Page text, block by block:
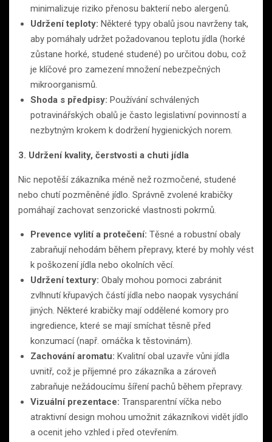
minimalizuje riziko přenosu bakterií nebo alergenů.
Udržení teploty: Některé typy obalů jsou navrženy tak,
aby pomáhaly udržet požadovanou teplotu jídla (horké
zůstane horké, studené studené) po určitou dobu, což
je klíčové pro zamezení množení nebezpečných
mikroorganismů.
Shoda s předpisy: Používání schválených
potravinářských obalů je často legislativní povinností a
nezbytným krokem k dodržení hygienických norem.
3. Udržení kvality, čerstvosti a chuti jídla
Nic nepotěší zákazníka méně než rozmočené, studené
nebo chutí pozměněné jídlo. Správně zvolené krabičky
pomáhají zachovat senzorické vlastnosti pokrmů.
Prevence vylití a protečení: Těsné a robustní obaly
zabraňují nehodám během přepravy, které by mohly vést
k poškození jídla nebo okolních věcí.
Udržení textury: Obaly mohou pomoci zabránit
zvlhnutí křupavých částí jídla nebo naopak vysychání
jiných. Některé krabičky mají oddělené komory pro
ingredience, které se mají smíchat těsně před
konzumací (např. omáčka k těstovinám).
Zachování aromatu: Kvalitní obal uzavře vůni jídla
uvnitř, což je příjemné pro zákazníka a zároveň
zabraňuje nežádoucímu šíření pachů během přepravy.
Vizuální prezentace: Transparentní víčka nebo
atraktivní design mohou umožnit zákazníkovi vidět jídlo
a ocenit jeho vzhled i před otevřením.